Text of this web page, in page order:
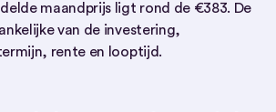
maandprijs ligt rond de €383. De
van de investering,
rente en looptijd.